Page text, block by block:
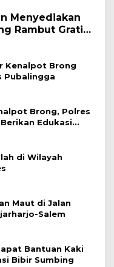
Menyediakan
Rambut Gratis
Kenalpot Brong
Pubalingga
Brong, Polres
Edukasi
di Wilayah
Maut di Jalan
Salem
Bantuan Kaki
Bibir Sumbing